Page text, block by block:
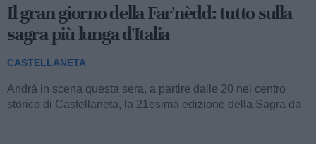
Festa dell'Assunta: il programma
religioso
CASTELLANETA
La comunità cristiana di Castellaneta si prepara alla
celebrazione della solennità dell' Assunta con un triduo di